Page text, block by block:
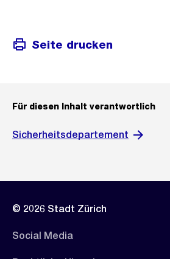
Seite drucken
Für diesen Inhalt verantwortlich
Sicherheitsdepartement
© 2026 Stadt Zürich
Social Media